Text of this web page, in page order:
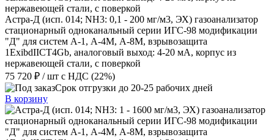
Астра-Д (исп. 014; NН3: 0,1 - 200 мг/м3, ЭХ) газоанализатор
стационарный одноканальный серии ИГС-98 модификации
"Д" для систем А-1, А-4М, А-8М, взрывозащита
1ExibdIICT4Gb, аналоговый выход: 4-20 мА, корпус из
нержавеющей стали, с поверкой
75 720 ₽ / шт с НДС (22%)
Срок отгрузки до 20-25 рабочих дней
В корзину